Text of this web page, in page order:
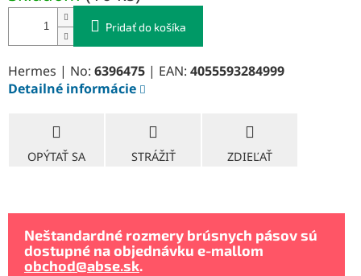
Pridať do košíka
Hermes | No: 6396475 | EAN: 4055593284999
Detailné informácie
OPÝTAŤ SA STRÁŽIŤ ZDIEĽAŤ
Neštandardné rozmery brúsnych pásov sú
dostupné na objednávku e-mallom
obchod@abse.sk.